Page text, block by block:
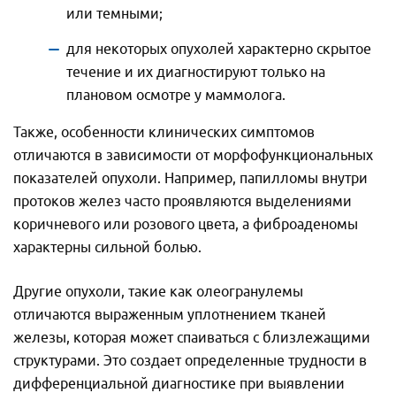
или темными;
для некоторых опухолей характерно скрытое
течение и их диагностируют только на
плановом осмотре у маммолога.
Также, особенности клинических симптомов
отличаются в зависимости от морфофункциональных
показателей опухоли. Например, папилломы внутри
протоков желез часто проявляются выделениями
коричневого или розового цвета, а фиброаденомы
характерны сильной болью.
Другие опухоли, такие как олеогранулемы
отличаются выраженным уплотнением тканей
железы, которая может спаиваться с близлежащими
структурами. Это создает определенные трудности в
дифференциальной диагностике при выявлении